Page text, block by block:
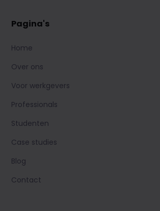
Pagina's
Home
Over ons
Voor werkgevers
Professionals
Studenten
Case studies
Blog
Contact